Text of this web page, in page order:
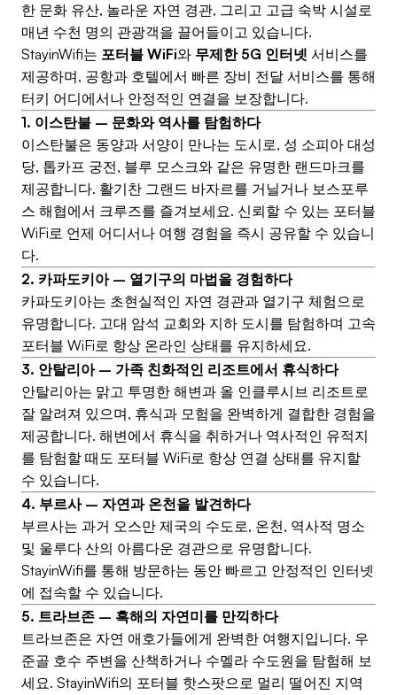
한 문화 유산, 놀라운 자연 경관, 그리고 고급 숙박 시설로
매년 수천 명의 관광객을 끌어들이고 있습니다.
StayinWifi는 포터블 WiFi와 무제한 5G 인터넷 서비스를
제공하며, 공항과 호텔에서 빠른 장비 전달 서비스를 통해
터키 어디에서나 안정적인 연결을 보장합니다.
1. 이스탄불 – 문화와 역사를 탐험하다
이스탄불은 동양과 서양이 만나는 도시로, 성 소피아 대성
당, 톱카프 궁전, 블루 모스크와 같은 유명한 랜드마크를
제공합니다. 활기찬 그랜드 바자르를 거닐거나 보스포루
스 해협에서 크루즈를 즐겨보세요. 신뢰할 수 있는 포터블
WiFi로 언제 어디서나 여행 경험을 즉시 공유할 수 있습니
다.
2. 카파도키아 – 열기구의 마법을 경험하다
카파도키아는 초현실적인 자연 경관과 열기구 체험으로
유명합니다. 고대 암석 교회와 지하 도시를 탐험하며 고속
포터블 WiFi로 항상 온라인 상태를 유지하세요.
3. 안탈리아 – 가족 친화적인 리조트에서 휴식하다
안탈리아는 맑고 투명한 해변과 올 인클루시브 리조트로
잘 알려져 있으며, 휴식과 모험을 완벽하게 결합한 경험을
제공합니다. 해변에서 휴식을 취하거나 역사적인 유적지
를 탐험할 때도 포터블 WiFi로 항상 연결 상태를 유지할
수 있습니다.
4. 부르사 – 자연과 온천을 발견하다
부르사는 과거 오스만 제국의 수도로, 온천, 역사적 명소
및 울루다 산의 아름다운 경관으로 유명합니다.
StayinWifi를 통해 방문하는 동안 빠르고 안정적인 인터넷
에 접속할 수 있습니다.
5. 트라브존 – 흑해의 자연미를 만끽하다
트라브존은 자연 애호가들에게 완벽한 여행지입니다. 우
준골 호수 주변을 산책하거나 수멜라 수도원을 탐험해 보
세요. StayinWifi의 포터블 핫스팟으로 멀리 떨어진 지역